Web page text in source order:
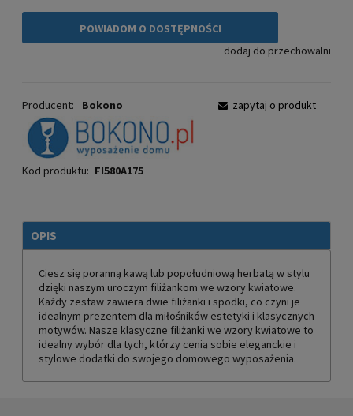
POWIADOM O DOSTĘPNOŚCI
dodaj do przechowalni
Producent: Bokono
Kod produktu: FI580A175
zapytaj o produkt
OPIS
Ciesz się poranną kawą lub popołudniową herbatą w stylu
dzięki naszym uroczym filiżankom we wzory kwiatowe.
Każdy zestaw zawiera dwie filiżanki i spodki, co czyni je
idealnym prezentem dla miłośników estetyki i klasycznych
motywów. Nasze klasyczne filiżanki we wzory kwiatowe to
idealny wybór dla tych, którzy cenią sobie eleganckie i
stylowe dodatki do swojego domowego wyposażenia.